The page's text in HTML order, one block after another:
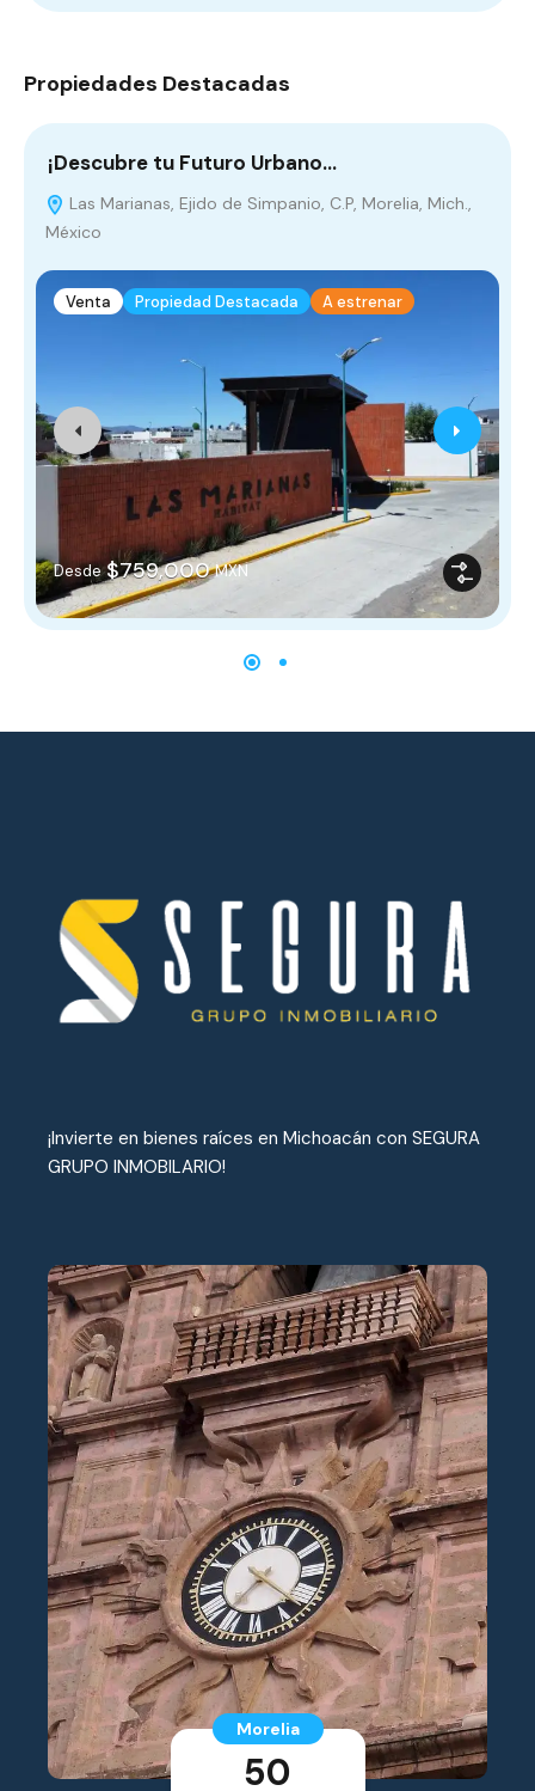
Propiedades Destacadas
¡Descubre tu Futuro Urbano…
Las Marianas, Ejido de Simpanio, C.P, Morelia, Mich.,
México
Venta Propiedad Destacada A estrenar
Desde $759,000 MXN
¡Invierte en bienes raíces en Michoacán con SEGURA
GRUPO INMOBILARIO!
Morelia
50